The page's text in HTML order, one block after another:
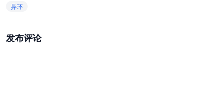
异环
发布评论